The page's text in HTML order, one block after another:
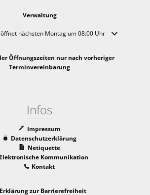
Verwaltung
Öffnungs- oder Schließzeiten auszublenden
öffnet nächsten Montag um 08:00 Uhr
Öffnungszeiten nur nach vorheriger
Terminvereinbarung
Infos
Impressum
Datenschutzerklärung
Netiquette
Elektronische Kommunikation
Kontakt
Erklärung zur Barrierefreiheit